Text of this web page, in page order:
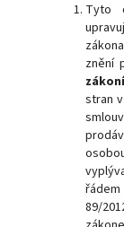
Tyto
znění
stran
řádem
89/